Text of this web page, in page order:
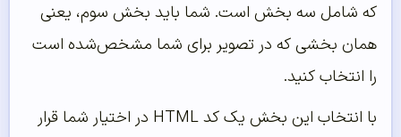
که شامل سه بخش است. شما باید بخش سوم، یعنی
همان بخشی که در تصویر برای شما مشخص‌شده است
را انتخاب کنید.
با انتخاب این بخش یک کد HTML در اختیار شما قرار